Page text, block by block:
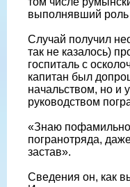
выполнявший роль
Случай получил
так не казалось)
госпиталь с
капитан был
начальством, но и
руководством
«Знаю пофамильно
погранотряда,
застав».
Сведения он, как